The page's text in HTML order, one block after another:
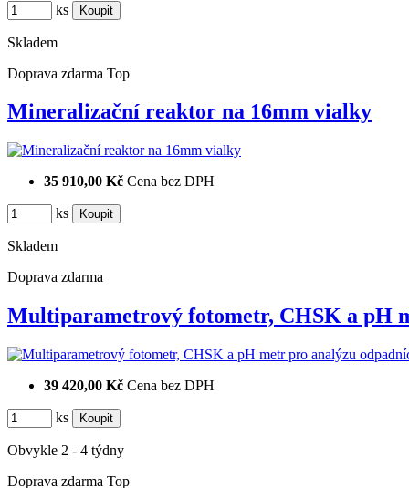
ks
Skladem
Doprava zdarma Top
Mineralizační reaktor na 16mm vialky
35 910,00 Kč Cena bez DPH
ks
Skladem
Doprava zdarma
Multiparametrový fotometr, CHSK a pH
39 420,00 Kč Cena bez DPH
ks
Obvykle 2 - 4 týdny
Doprava zdarma Top